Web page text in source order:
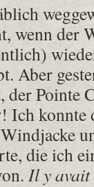
wenn der
Aber
der Pointe
konnte
die ich
Il y